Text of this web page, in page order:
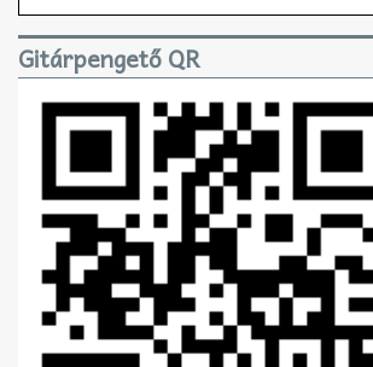
Gitárpengető QR